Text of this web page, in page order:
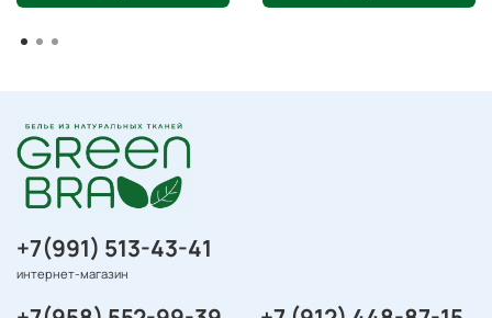
+7(991) 513-43-41
интернет-магазин